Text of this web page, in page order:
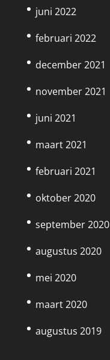
juni 2022
februari 2022
december 2021
november 2021
juni 2021
maart 2021
februari 2021
oktober 2020
september 2020
augustus 2020
mei 2020
maart 2020
augustus 2019